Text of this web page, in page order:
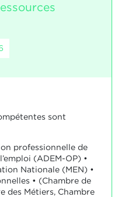
sont
professionnelle de
(ADEM-OP) •
Nationale (MEN) •
• (Chambre de
des Métiers, Chambre